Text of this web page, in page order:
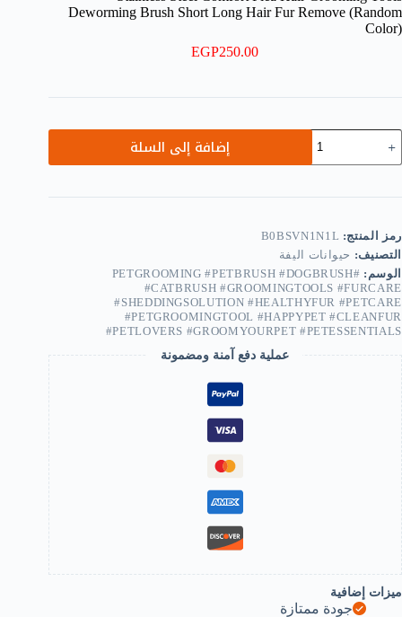
Deworming Brush Short Long Hair Fur Remove (Random
Color)
EGP250.00
B0BSVN1N1L-
-
Flea
Cats
Dogs
Pet
Stainless
Steel
Comfort
Flea
Grooming
Tools
Deworming
Brush
Short
Long
Hair
Fur
Remove
(Random
Color)
إضافة إلى السلة
رمز المنتج: B0BSVN1N1L
التصنيف: حيوانات اليفة
الوسم:
#PETGROOMING #PETBRUSH #DOGBRUSH
#CATBRUSH #GROOMINGTOOLS #FURCARE
#SHEDDINGSOLUTION #HEALTHYFUR #PETCARE
#PETGROOMINGTOOL #HAPPYPET #CLEANFUR
#PETLOVERS #GROOMYOURPET #PETESSENTIALS
عملية دفع آمنة ومضمونة
ميزات إضافية
جودة ممتازة